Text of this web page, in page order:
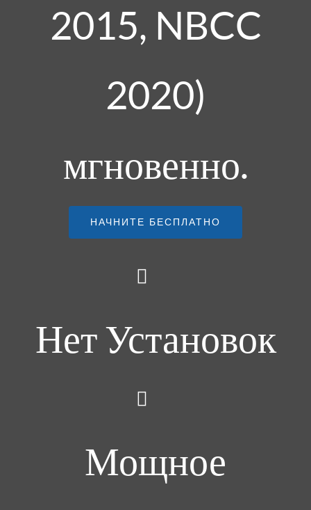
2015, NBCC
2020)
мгновенно.
НАЧНИТЕ БЕСПЛАТНО
Нет Установок
Мощное